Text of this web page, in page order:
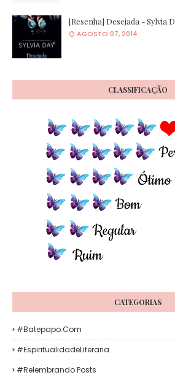
[Resenha] Desejada - Sylvia
AGOSTO 07, 2014
CLASSIFICAÇÃO
CATEGORIAS
#Batepapo.com
#EspiritualidadeLiteraria
#Relembrando Posts